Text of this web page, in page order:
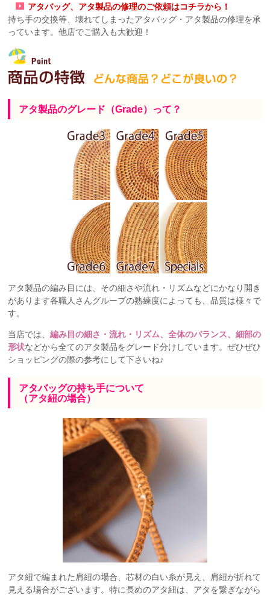
アタバッグ、アタ製品の修理のご依頼はコチラから！
持ち手の交換等、壊れてしまったアタバッグ・アタ製品の修理を承
っています。他店でご購入も大歓迎！
アタ製品のグレード（Grade）って？
アタ製品の編み目には、その細さや流れ・リズムなどにかなり開き
があります各職人さんグループの熟練度によっても、品質は様々で
す。
当店では、編み目の細さ・流れ・リズム、全体のバランス、細部の
形状などから全てのアタ製品をグレード分けしています。ぜひぜひ
ショッピングの際の参考にして下さいね♪
アタバッグの持ち手について
（アタ紐の場合）
アタ紐で編まれた肩紐の場合、芯材の白い糸が見え、肩紐が折れて
見える場合がございます。特に長めのアタ紐は、アタを繋ぎながら